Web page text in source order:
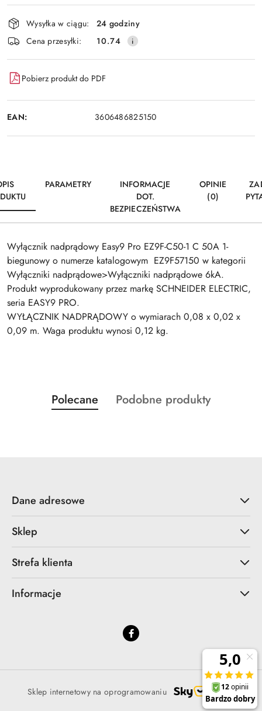
Wyślij
Dostępność
i
dostawa
Wysyłka w ciągu:
24 godziny
Cena przesyłki:
10.74
Pobierz produkt do PDF
EAN: 3606486825150
PARAMETRY
INFORMACJE
DOT.
BEZPIECZEŃSTWA
OPINIE
(0)
Wyłącznik nadprądowy Easy9 Pro EZ9F-C50-1 C 50A 1-
biegunowy o numerze katalogowym EZ9F57150 w kategorii
Wyłączniki nadprądowe>Wyłączniki nadprądowe 6kA.
Produkt wyprodukowany przez markę SCHNEIDER ELECTRIC,
seria EASY9 PRO.
WYŁĄCZNIK NADPRĄDOWY o wymiarach 0,08 x 0,02 x
0,09 m. Waga produktu wynosi 0,12 kg.
Pomiń karuzelę produktów
Produkty
o
Polecane
Produkty
Podobne produkty
Dane adresowe
Sklep
Strefa klienta
Informacje
Sklep internetowy na oprogramowaniu